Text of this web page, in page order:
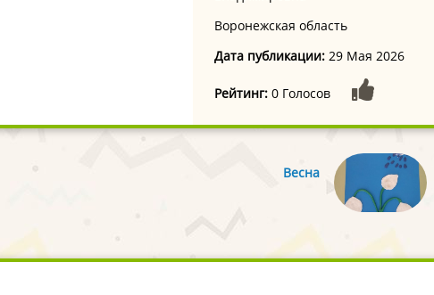
Воронежская область
Дата публикации: 29 Мая 2026
Рейтинг: 0 Голосов
Весна